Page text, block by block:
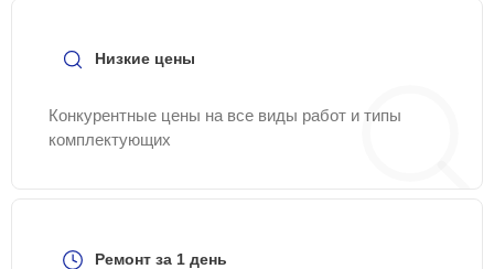
Низкие цены
Конкурентные цены на все виды работ и типы
комплектующих
Ремонт за 1 день